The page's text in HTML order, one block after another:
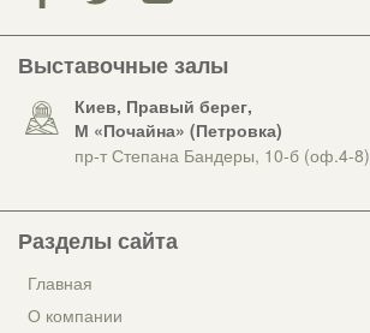
Выставочные залы
Киев, Правый берег,
М «Почайна» (Петровка)
пр-т Степана Бандеры, 10-б (оф.4-8)
Разделы сайта
Главная
О компании